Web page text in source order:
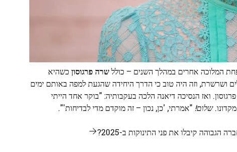
המלוכה אחרים במהלך השנים – כוללשרה פרגוסון כשהיא
ושרשרת, וזה היה טוב כי הדרך היחידה שהגעת למפה באותם ימים
ואז הנסיכה דיאנה הלכה בעקבותיה: "בוקר אחד הייתי
שלום! "אמרתי, 'כן, נכון – זה מוקדם מדי לבדיחות'".
קיבלו את פני התינוקות ב-2025?